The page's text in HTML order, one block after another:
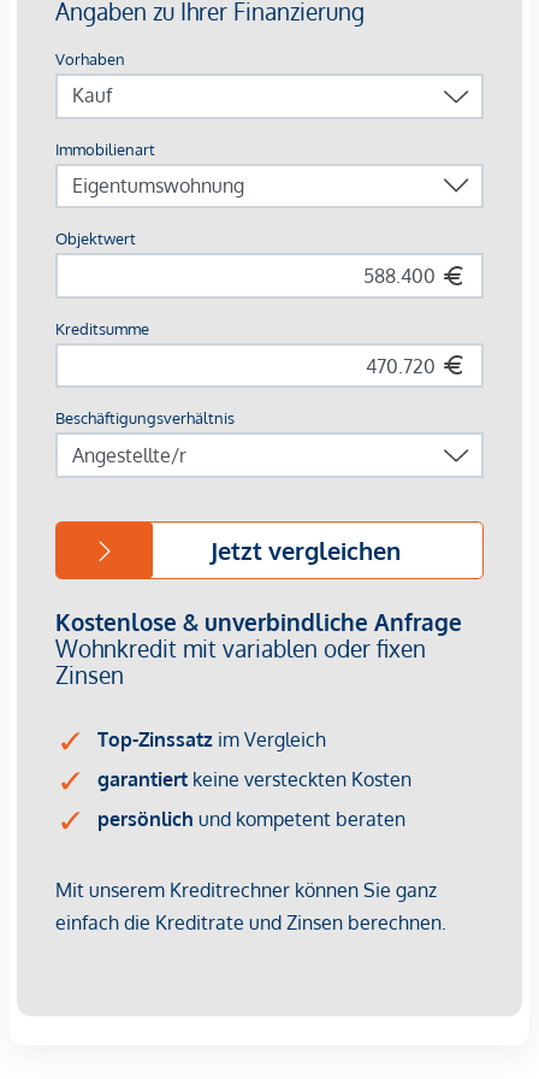
Sicherheits-Wohnungseingangstüren, elegante weiße
Außenbeschattung mittels Raffstores und Rollläden
Zukunftssichere Haustechnik: Bauteilaktivierung für
Photovoltaik
Klimageräte im zweiten Dachgeschoß +
Kaminanschluss
Die Augasse 17 bietet eine perfekte Kombination aus
urbanem Lifestyle und ruhiger Wohnqualität.
Anbindungen:
D-Straßenbahn direkt vor der Haustüre
Nähe zum Franz-Josefs-Bahnhof mit Regional- und S-
Bahn-Anschluss
Naherholung & Freizeit:
Wiener Innenstadt & Donaukanal – nur wenige
Grünoasen wie der Türkenschanzpark und die
Damit vereint das Projekt die Vorzüge einer zentralen
Ihr Vorteil: